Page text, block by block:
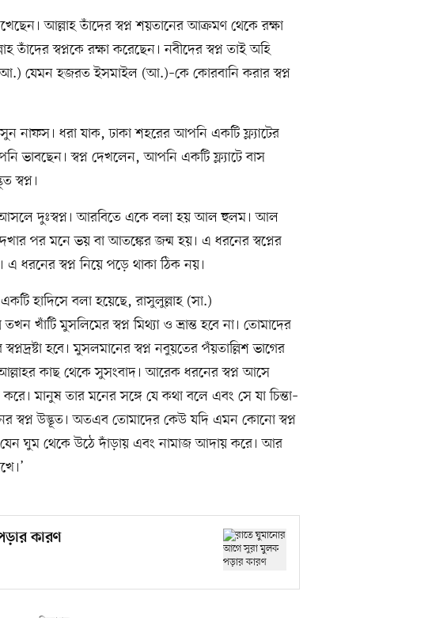
আল্লাহ তাঁদের স্বপ্ন শয়তানের আক্রমণ থেকে রক্ষা
স্বপ্নকে রক্ষা করেছেন। নবীদের স্বপ্ন তাই অহি
যেমন হজরত ইসমাইল (আ.)–কে কোরবানি করার স্বপ্ন
নাফস। ধরা যাক, ঢাকা শহরের আপনি একটি ফ্ল্যাটের
ভাবছেন। স্বপ্ন দেখলেন, আপনি একটি ফ্ল্যাটে বাস
আসলে দুঃস্বপ্ন। আরবিতে একে বলা হয় আল হুলম। আল
পর মনে ভয় বা আতঙ্কের জন্ম হয়। এ ধরনের স্বপ্নের
এ ধরনের স্বপ্ন নিয়ে পড়ে থাকা ঠিক নয়।
হাদিসে বলা হয়েছে, রাসুলুল্লাহ (সা.)
খাঁটি মুসলিমের স্বপ্ন মিথ্যা ও ভ্রান্ত হবে না। তোমাদের
হবে। মুসলমানের স্বপ্ন নবুয়তের পঁয়তাল্লিশ ভাগের
আল্লাহর কাছ থেকে সুসংবাদ। আরেক ধরনের স্বপ্ন আসে
মানুষ তার মনের সঙ্গে যে কথা বলে এবং সে যা চিন্তা–
স্বপ্ন উদ্ভূত। অতএব তোমাদের কেউ যদি এমন কোনো স্বপ্ন
ঘুম থেকে উঠে দাঁড়ায় এবং নামাজ আদায় করে। আর
কারণ